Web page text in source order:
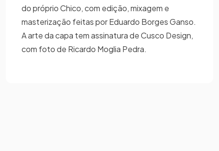
do próprio Chico, com edição, mixagem e
masterização feitas por Eduardo Borges Ganso.
A arte da capa tem assinatura de Cusco Design,
com foto de Ricardo Moglia Pedra.